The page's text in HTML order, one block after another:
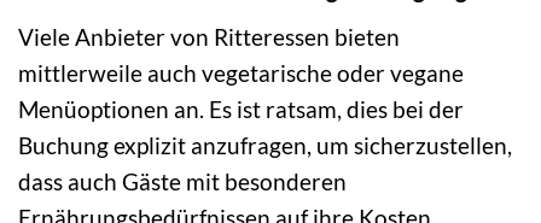
Viele Anbieter von Ritteressen bieten
mittlerweile auch vegetarische oder vegane
Menüoptionen an. Es ist ratsam, dies bei der
Buchung explizit anzufragen, um sicherzustellen,
dass auch Gäste mit besonderen